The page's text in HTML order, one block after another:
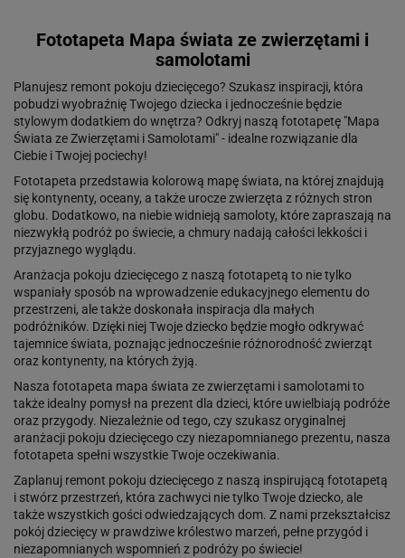
Fototapeta Mapa świata ze zwierzętami i
samolotami
Planujesz remont pokoju dziecięcego? Szukasz inspiracji, która
pobudzi wyobraźnię Twojego dziecka i jednocześnie będzie
stylowym dodatkiem do wnętrza? Odkryj naszą fototapetę "Mapa
Świata ze Zwierzętami i Samolotami" - idealne rozwiązanie dla
Ciebie i Twojej pociechy!
Fototapeta przedstawia kolorową mapę świata, na której znajdują
się kontynenty, oceany, a także urocze zwierzęta z różnych stron
globu. Dodatkowo, na niebie widnieją samoloty, które zapraszają na
niezwykłą podróż po świecie, a chmury nadają całości lekkości i
przyjaznego wyglądu.
Aranżacja pokoju dziecięcego z naszą fototapetą to nie tylko
wspaniały sposób na wprowadzenie edukacyjnego elementu do
przestrzeni, ale także doskonała inspiracja dla małych
podróżników. Dzięki niej Twoje dziecko będzie mogło odkrywać
tajemnice świata, poznając jednocześnie różnorodność zwierząt
oraz kontynenty, na których żyją.
Nasza fototapeta mapa świata ze zwierzętami i samolotami to
także idealny pomysł na prezent dla dzieci, które uwielbiają podróże
oraz przygody. Niezależnie od tego, czy szukasz oryginalnej
aranżacji pokoju dziecięcego czy niezapomnianego prezentu, nasza
fototapeta spełni wszystkie Twoje oczekiwania.
Zaplanuj remont pokoju dziecięcego z naszą inspirującą fototapetą
i stwórz przestrzeń, która zachwyci nie tylko Twoje dziecko, ale
także wszystkich gości odwiedzających dom. Z nami przekształcisz
pokój dziecięcy w prawdziwe królestwo marzeń, pełne przygód i
niezapomnianych wspomnień z podróży po świecie!